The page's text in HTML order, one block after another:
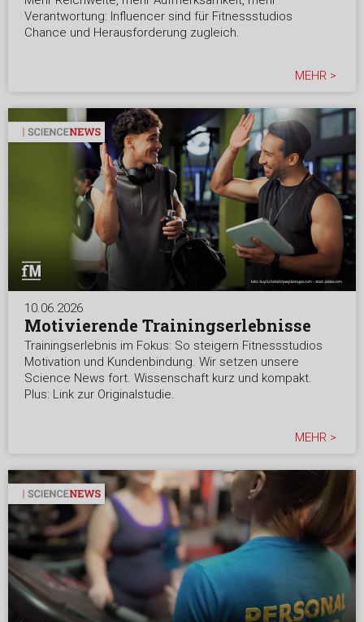
Verantwortung: Influencer sind für Fitnessstudios
Chance und Herausforderung zugleich.
MEHR >
10.06.2026
Motivierende Trainingserlebnisse
Trainingserlebnis im Fokus: So steigern Fitnessstudios
Motivation und Kundenbindung. Wir setzen unsere
Science News fort. Wissenschaft kurz und kompakt.
Plus: Link zur Originalstudie.
MEHR >